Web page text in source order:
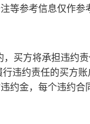
等参考信息仅作
买方将承担违约
行违约责任的买方
约金，每个违约